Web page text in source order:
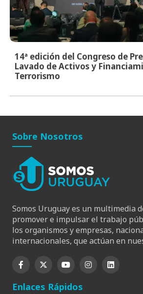
14ª edición del Congreso de
Lavado de Activos y
Terrorismo
Sobre Nosotros
Somos Uruguay es un multimedia
promover e impulsar el trabajo
los organismos y empresas,
internacionales, que actúan en
Enlaces Rápidos